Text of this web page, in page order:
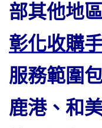
部其他地
彰化收購
服務範圍
鹿港、和